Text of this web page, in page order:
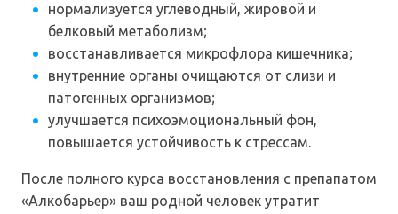
нормализуется углеводный, жировой и
белковый метаболизм;
восстанавливается микрофлора кишечника;
внутренние органы очищаются от слизи и
патогенных организмов;
улучшается психоэмоциональный фон,
повышается устойчивость к стрессам.
После полного курса восстановления с препапатом
«Алкобарьер» ваш родной человек утратит